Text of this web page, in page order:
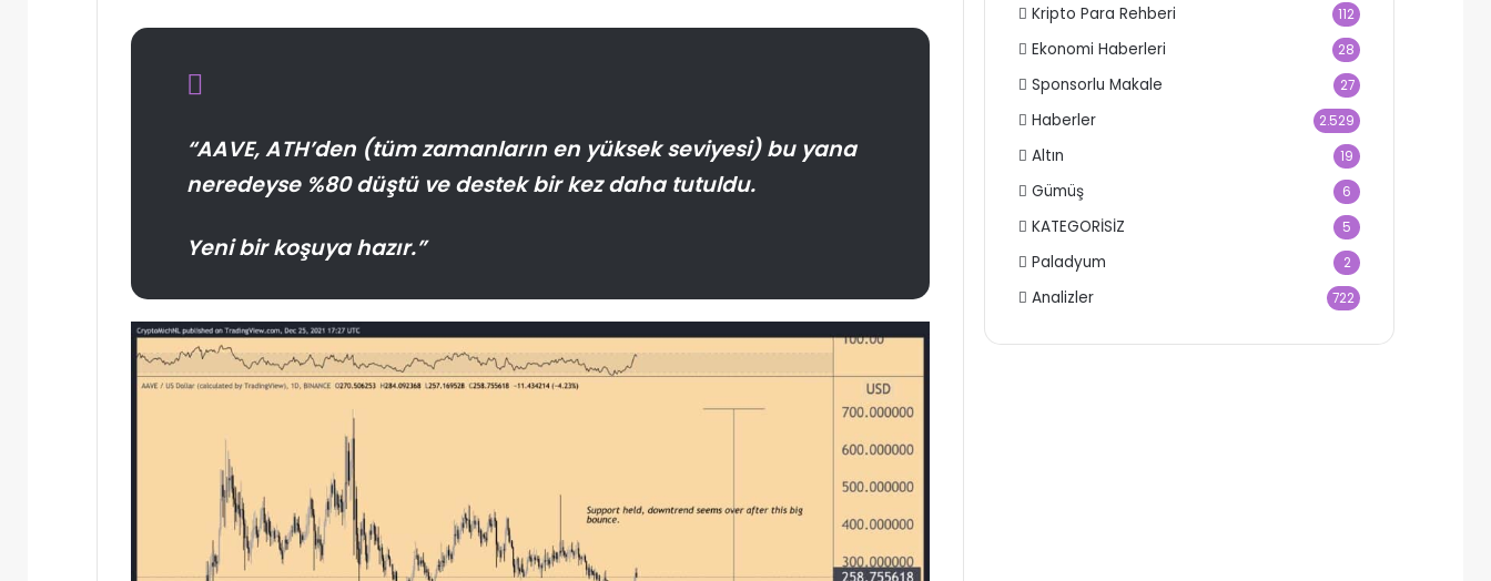
“AAVE, ATH’den (tüm zamanların en yüksek seviyesi) bu yana
neredeyse %80 düştü ve destek bir kez daha tutuldu.
Yeni bir koşuya hazır.”
Kripto Para Rehberi 112
Ekonomi Haberleri 28
Sponsorlu Makale 27
Haberler 2.529
Altın 19
Gümüş 6
KATEGORİSİZ 5
Paladyum 2
Analizler 722